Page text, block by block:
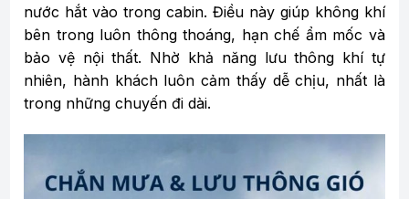
nước hắt vào trong cabin. Điều này giúp không khí
bên trong luôn thông thoáng, hạn chế ẩm mốc và
bảo vệ nội thất. Nhờ khả năng lưu thông khí tự
nhiên, hành khách luôn cảm thấy dễ chịu, nhất là
trong những chuyến đi dài.